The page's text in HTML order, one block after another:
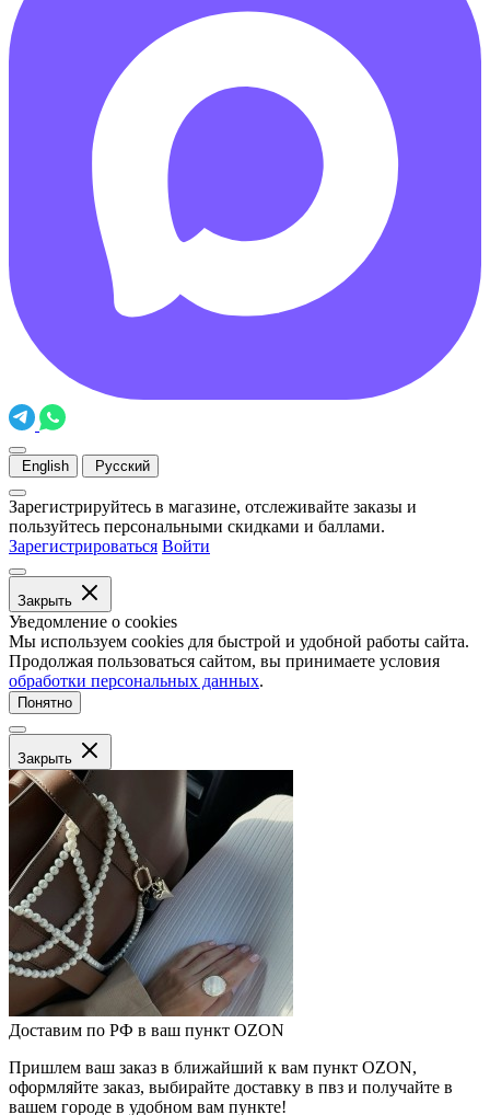
English Русский
Зарегистрируйтесь в магазине, отслеживайте заказы и
пользуйтесь персональными скидками и баллами.
Зарегистрироваться Войти
Закрыть
Уведомление о cookies
Мы используем cookies для быстрой и удобной работы сайта.
Продолжая пользоваться сайтом, вы принимаете условия
обработки персональных данных.
Понятно
Закрыть
Доставим по РФ в ваш пункт OZON
Пришлем ваш заказ в ближайший к вам пункт OZON,
оформляйте заказ, выбирайте доставку в пвз и получайте в
вашем городе в удобном вам пункте!